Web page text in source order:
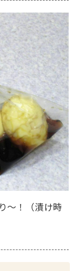
～！（漬け時